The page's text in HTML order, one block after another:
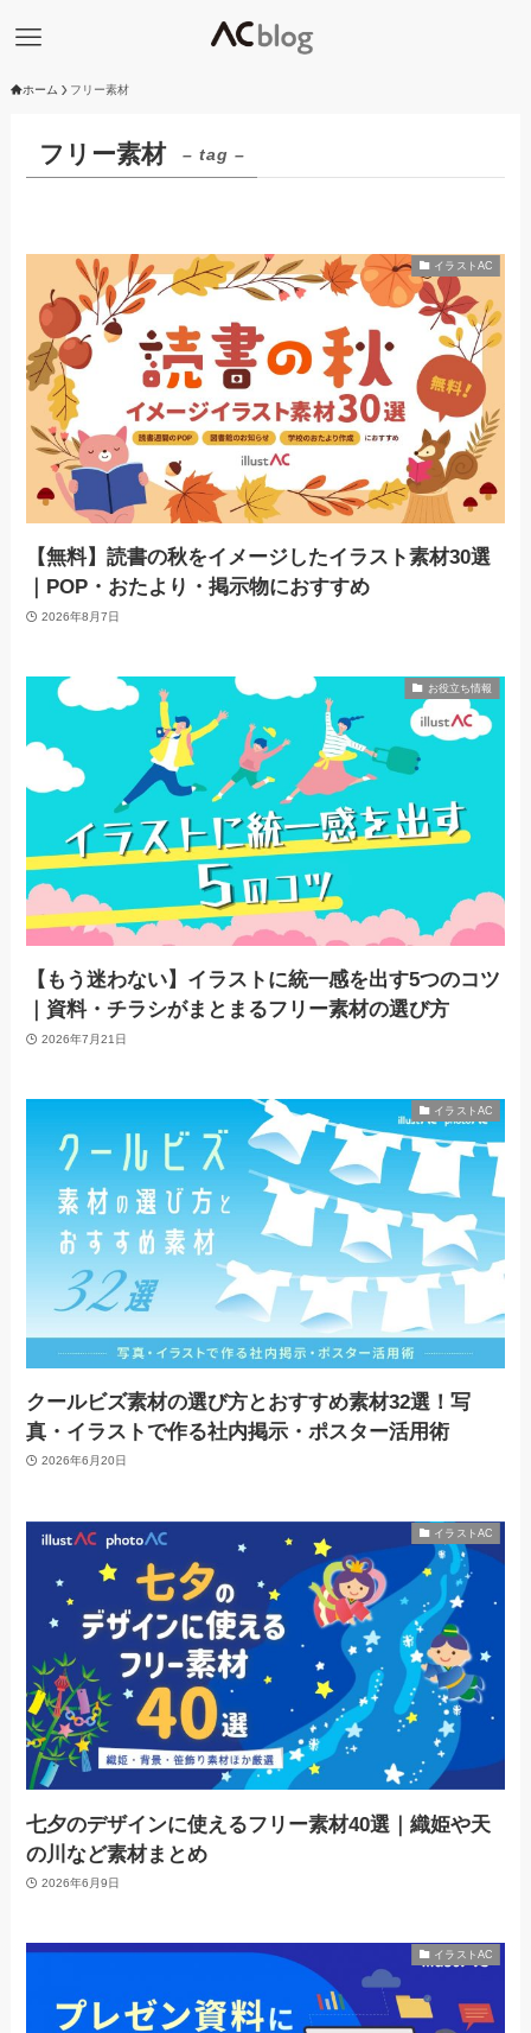
ホーム フリー素材
フリー素材 – tag –
イラストAC
【無料】読書の秋をイメージしたイラスト素材30選
｜POP・おたより・掲示物におすすめ
2026年8月7日
お役立ち情報
【もう迷わない】イラストに統一感を出す5つのコツ
｜資料・チラシがまとまるフリー素材の選び方
2026年7月21日
イラストAC
クールビズ素材の選び方とおすすめ素材32選！写
真・イラストで作る社内掲示・ポスター活用術
2026年6月20日
イラストAC
七夕のデザインに使えるフリー素材40選｜織姫や天
の川など素材まとめ
2026年6月9日
イラストAC